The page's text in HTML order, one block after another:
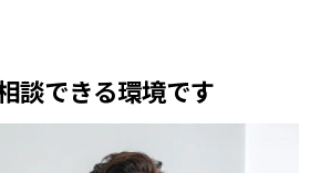
談できる環境です